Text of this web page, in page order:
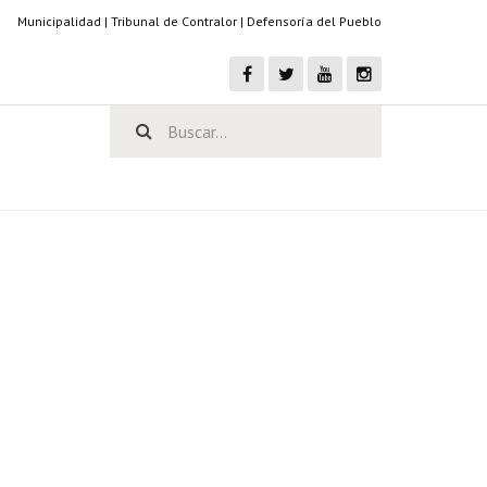
Municipalidad | Tribunal de Contralor | Defensoría del Pueblo